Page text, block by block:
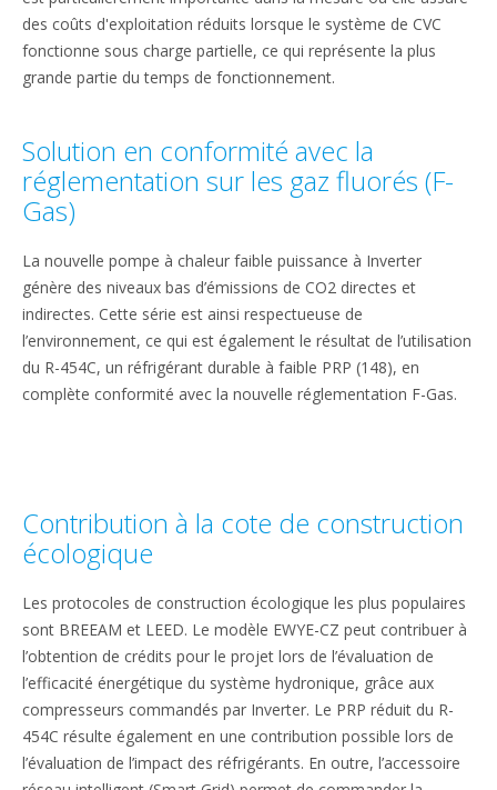
des coûts d'exploitation réduits lorsque le système de CVC
fonctionne sous charge partielle, ce qui représente la plus
grande partie du temps de fonctionnement.
Solution en conformité avec la
réglementation sur les gaz fluorés (F-
Gas)
La nouvelle pompe à chaleur faible puissance à Inverter
génère des niveaux bas d’émissions de CO2 directes et
indirectes. Cette série est ainsi respectueuse de
l’environnement, ce qui est également le résultat de l’utilisation
du R-454C, un réfrigérant durable à faible PRP (148), en
complète conformité avec la nouvelle réglementation F-Gas.
Contribution à la cote de construction
écologique
Les protocoles de construction écologique les plus populaires
sont BREEAM et LEED. Le modèle EWYE-CZ peut contribuer à
l’obtention de crédits pour le projet lors de l’évaluation de
l’efficacité énergétique du système hydronique, grâce aux
compresseurs commandés par Inverter. Le PRP réduit du R-
454C résulte également en une contribution possible lors de
l’évaluation de l’impact des réfrigérants. En outre, l’accessoire